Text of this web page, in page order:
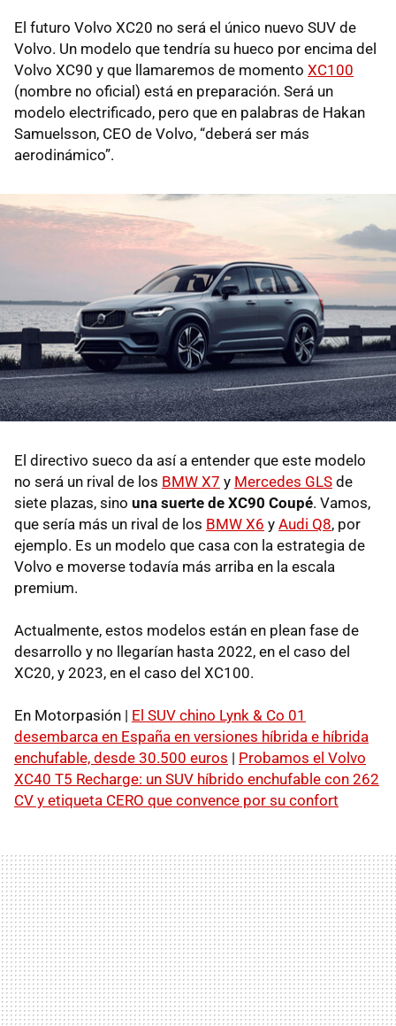
El futuro Volvo XC20 no será el único nuevo SUV de
Volvo. Un modelo que tendría su hueco por encima del
Volvo XC90 y que llamaremos de momento XC100
(nombre no oficial) está en preparación. Será un
modelo electrificado, pero que en palabras de Hakan
Samuelsson, CEO de Volvo, “deberá ser más
aerodinámico”.
El directivo sueco da así a entender que este modelo
no será un rival de los BMW X7 y Mercedes GLS de
siete plazas, sino una suerte de XC90 Coupé. Vamos,
que sería más un rival de los BMW X6 y Audi Q8, por
ejemplo. Es un modelo que casa con la estrategia de
Volvo e moverse todavía más arriba en la escala
premium.
Actualmente, estos modelos están en plean fase de
desarrollo y no llegarían hasta 2022, en el caso del
XC20, y 2023, en el caso del XC100.
En Motorpasión | El SUV chino Lynk & Co 01
desembarca en España en versiones híbrida e híbrida
enchufable, desde 30.500 euros | Probamos el Volvo
XC40 T5 Recharge: un SUV híbrido enchufable con 262
CV y etiqueta CERO que convence por su confort